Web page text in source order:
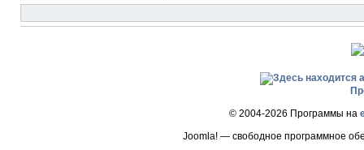
© 2004-2026 Программы на
Joomla! — свободное программное